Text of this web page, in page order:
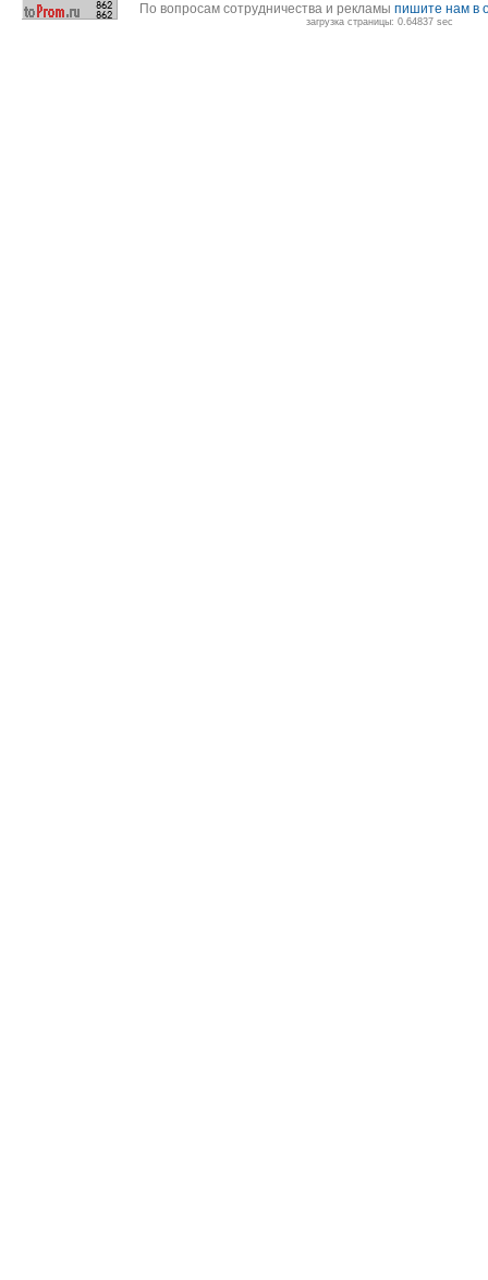
По вопросам сотрудничества и рекламы пишите нам в
загрузка страницы: 0.64837 sec